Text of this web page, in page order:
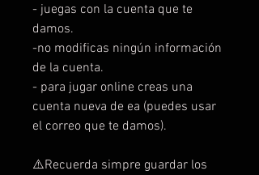
- juegas con la cuenta que te
damos.
-no modificas ningún información
de la cuenta.
- para jugar online creas una
cuenta nueva de ea (puedes usar
el correo que te damos).
⚠️Recuerda simpre guardar los